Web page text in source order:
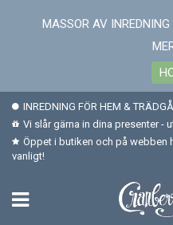
MASSOR AV
INREDNING FÖR HEM &
Vi slår gärna in dina presenter -
Öppet i butiken och på webben
vanligt!